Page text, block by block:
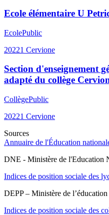
Ecole élémentaire U
EcolePublic
20221 Cervione
Section d'enseignement
adapté du collège
CollègePublic
20221 Cervione
Sources
Annuaire de l'Éducation
DNE - Ministère de l'Education
Indices de position sociale des
DEPP – Ministère de
Indices de position sociale des